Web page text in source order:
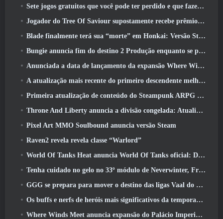
Sete jogos gratuitos que você pode ter perdido e que fazem parte do Steam Ocean Fest
Jogador do Tree Of Saviour supostamente recebe prêmio especial por gastar US$ 100 mil no jogo
Blade finalmente terá sua “morte” em Honkai: Versão Star Rail 4.3
Bungie anuncia fim do destino 2 Produção enquanto se preparam para trabalhar em novos projetos
Anunciada a data de lançamento da expansão Where Winds Meet “Imperial Palace”
A atualização mais recente do primeiro descendente melhora o ciclo agrícola e atualiza o modo Onslaught
Primeira atualização de conteúdo do Steampunk ARPG Crystalfall para abordar “principais preocupações dos jogadores”
Throne And Liberty anuncia a divisão congelada: Atualização Nix
Pixel Art MMO Soulbound anuncia versão Steam
Raven2 revela revela classe “Warlord”
World Of Tanks Heat anuncia World Of Tanks oficial: Data de lançamento do HEAT
Tenha cuidado no gelo no 33º módulo de Neverwinter, Frio cortante
GGG se prepara para mover o destino das ligas Vaal do Path Of Exile 2 antes do lançamento do Return Of The Ancients
Os buffs e nerfs de heróis mais significativos da temporada 8
Where Winds Meet anuncia expansão do Palácio Imperial e compartilha um roteiro de conteúdo “massivo”